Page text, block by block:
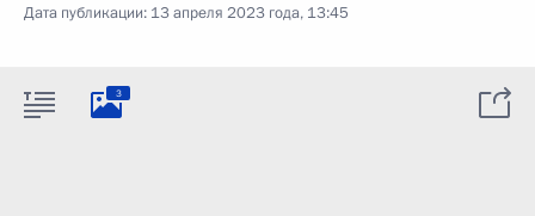
Дата публикации: 13 апреля 2023 года, 13:45
3